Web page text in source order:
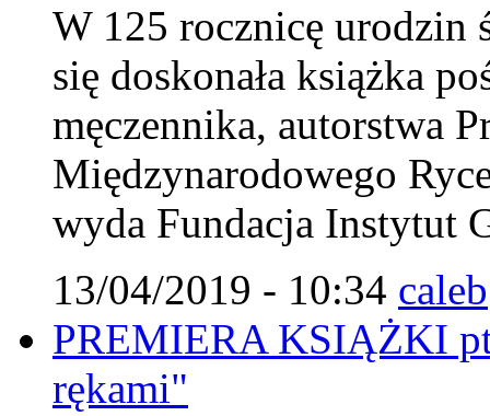
W 125 rocznicę urodzin
się doskonała książka
męczennika, autorstwa
Międzynarodowego
wyda Fundacja Instytut
13/04/2019 - 10:34 caleb
PREMIERA KSIĄŻKI
rękami"